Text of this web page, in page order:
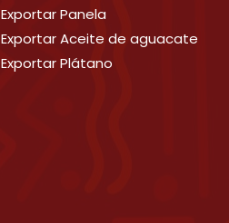
Exportar Panela
Exportar Aceite de aguacate
Exportar Plátano